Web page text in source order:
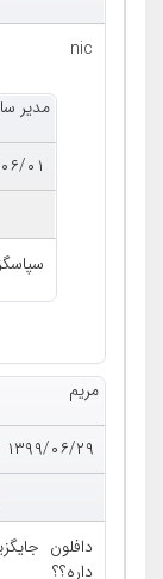
nic
مدیر
مریم
۱۳۹۹/۰۶/۲۹
دافلون
داره؟؟